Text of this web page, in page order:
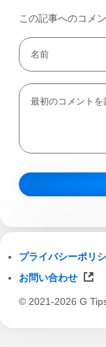
この記事へのコメ
プライバシーポリ
お問い合わせ
© 2021-2026 G